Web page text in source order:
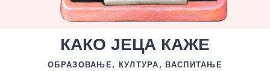
КАКО ЈЕЦА КАЖЕ
ОБРАЗОВАЊЕ, КУЛТУРА, ВАСПИТАЊЕ